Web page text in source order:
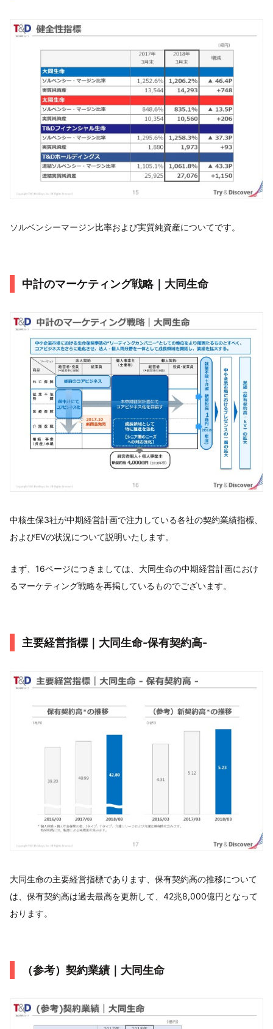
ソルベンシーマージン比率および実質純資産についてです。
中計のマーケティング戦略｜大同生命
中核生保3社が中期経営計画で注力している各社の契約業績指標、
およびEVの状況について説明いたします。
まず、16ページにつきましては、大同生命の中期経営計画におけ
るマーケティング戦略を再掲しているものでございます。
主要経営指標｜大同生命-保有契約高-
大同生命の主要経営指標であります、保有契約高の推移について
は、保有契約高は過去最高を更新して、42兆8,000億円となって
おります。
（参考）契約業績｜大同生命